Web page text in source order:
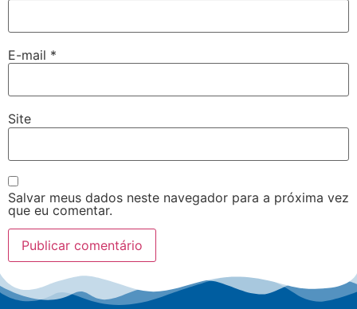
E-mail *
Site
Salvar meus dados neste navegador para a próxima vez
que eu comentar.